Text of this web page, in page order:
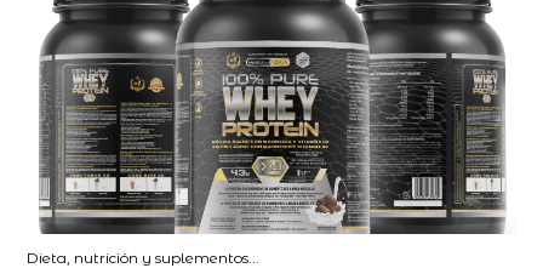
Dieta, nutrición y suplementos...